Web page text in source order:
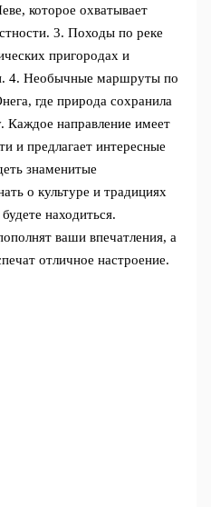
которое охватывает
3. Походы по реке
пригородах и
4. Необычные маршруты по
где природа сохранила
Каждое направление имеет
и предлагает интересные
знаменитые
о культуре и традициях
находиться.
ваши впечатления, а
отличное настроение.